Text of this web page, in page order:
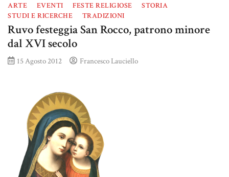
ARTE EVENTI FESTE RELIGIOSE
STORIA
STUDI E RICERCHE
TRADIZIONI
Ruvo festeggia San Rocco, patrono minore
dal XVI secolo
15 Agosto 2012 Francesco Lauciello